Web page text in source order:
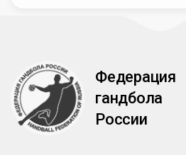
Федерация
гандбола
России